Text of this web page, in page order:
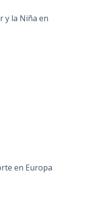
y la Niña en
en Europa